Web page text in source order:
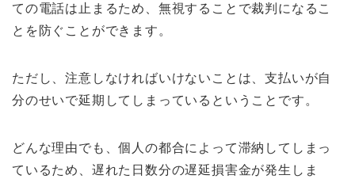
ての電話は止まるため、無視することで裁判になるこ
とを防ぐことができます。
ただし、注意しなければいけないことは、支払いが自
分のせいで延期してしまっているということです。
どんな理由でも、個人の都合によって滞納してしまっ
ているため、遅れた日数分の遅延損害金が発生しま